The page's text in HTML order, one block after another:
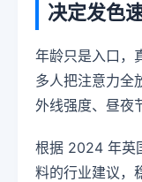
决定发色
年龄只是入口，
多人把注意力全
外线强度、昼夜
根据 2024 年英
料的行业建议，